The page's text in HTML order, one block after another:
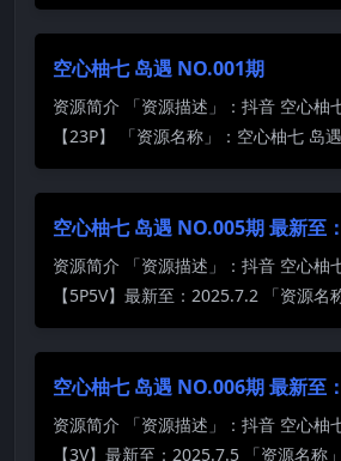
空心柚七 岛遇 NO.001期
资源简介 「资源描述」：抖音 空心柚
【23P】 「资源名称」：空心柚七 岛
空心柚七 岛遇 NO.005期 最新至
资源简介 「资源描述」：抖音 空心柚
【5P5V】最新至：2025.7.2 「资源名
空心柚七 岛遇 NO.006期 最新至
资源简介 「资源描述」：抖音 空心柚
【3V】最新至：2025.7.5 「资源名称